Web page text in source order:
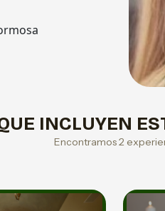
INCLUYEN
Encontramos 2